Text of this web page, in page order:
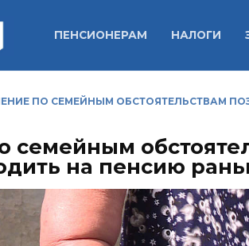
ПЕНСИОНЕРАМ НАЛОГИ
ПО СЕМЕЙНЫМ ОБСТОЯТЕЛЬСТВАМ
семейным
на пенсию